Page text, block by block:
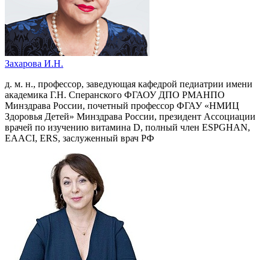
Захарова И.Н.
д. м. н., профессор, заведующая кафедрой педиатрии имени
академика Г.Н. Сперанского ФГАОУ ДПО РМАНПО
Минздрава России, почетный профессор ФГАУ «НМИЦ
Здоровья Детей» Минздрава России, президент Ассоциации
врачей по изучению витамина D, полный член ESPGHAN,
EAACI, ERS, заслуженный врач РФ